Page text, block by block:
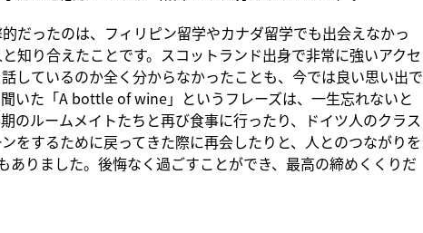
だったのは、フィリピン留学やカナダ留学でも出会えなかっ
知り合えたことです。スコットランド出身で非常に強いアクセ
しているのか全く分からなかったことも、今では良い思い出で
いた「A bottle of wine」というフレーズは、一生忘れないと
のルームメイトたちと再び食事に行ったり、ドイツ人のクラス
をするために戻ってきた際に再会したりと、人とのつながりを
ありました。後悔なく過ごすことができ、最高の締めくくりだ